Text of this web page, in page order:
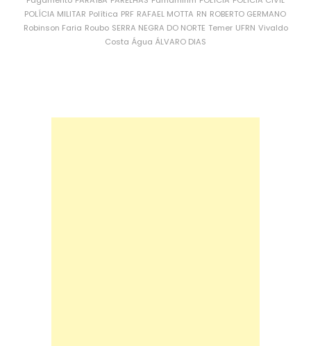
POLÍCIA MILITAR Política PRF RAFAEL MOTTA RN ROBERTO GERMANO
Robinson Faria Roubo SERRA NEGRA DO NORTE Temer UFRN Vivaldo
Costa Água ÁLVARO DIAS